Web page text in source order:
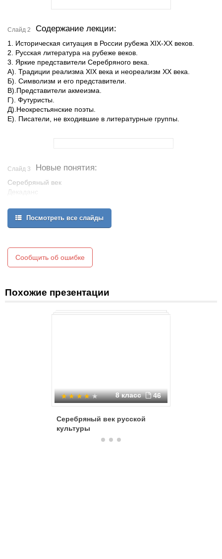
Слайд 2 Содержание лекции:
1. Историческая ситуация в России рубежа XIX-XX веков.
2. Русская литература на рубеже веков.
3. Яркие представители Серебряного века.
А). Традиции реализма XIX века и неореализм XX века.
Б). Символизм и его представители.
В).Представители акмеизма.
Г). Футуристы.
Д).Неокрестьянские поэты.
Е). Писатели, не входившие в литературные группы.
Слайд 3 Новые понятия:
Серебряный век
Декаданс
Модернизм
Символизм
Акмеизм
Неокрестьянская поэзия
Имажинизм
Партийная литература
Посмотреть все слайды
Сообщить об ошибке
Похожие презентации
8 класс 46
Серебряный век русской
культуры